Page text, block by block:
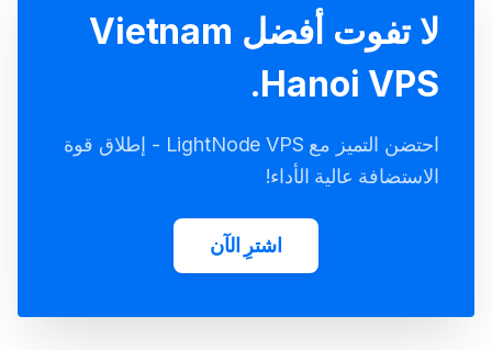
لا تفوت أفضل Vietnam
Hanoi VPS.
احتضن التميز مع LightNode VPS - إطلاق قوة
الاستضافة عالية الأداء!
اشترِ الآن